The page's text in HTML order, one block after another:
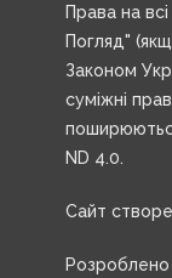
Права на
Погляд"
Законом
суміжні
ND 4.0.
Сайт
Розроблено